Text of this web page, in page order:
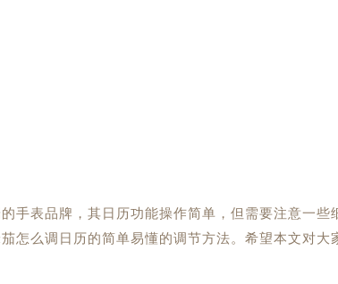
手表品牌，其日历功能操作简单，但需要注意一些
怎么调日历的简单易懂的调节方法。希望本文对大